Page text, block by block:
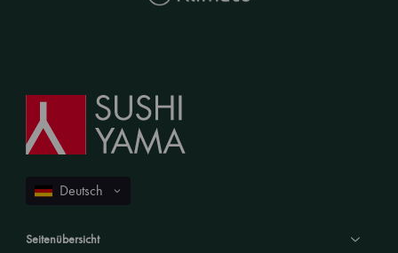
Seitenübersicht